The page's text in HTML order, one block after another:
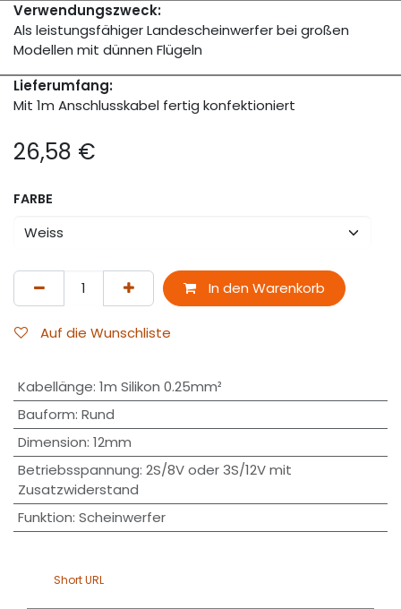
Verwendungszweck:
Als leistungsfähiger Landescheinwerfer bei großen
Modellen mit dünnen Flügeln
Lieferumfang:
Mit 1m Anschlusskabel fertig konfektioniert
26,58 €
FARBE
In den Warenkorb
Auf die Wunschliste
Kabellänge: 1m Silikon 0.25mm²
Bauform: Rund
Dimension: 12mm
Betriebsspannung: 2S/8V oder 3S/12V mit
Zusatzwiderstand
Funktion: Scheinwerfer
Short URL